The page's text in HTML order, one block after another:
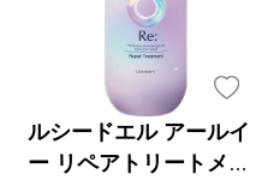
ルシードエル アールイ
ー リペアトリートメン